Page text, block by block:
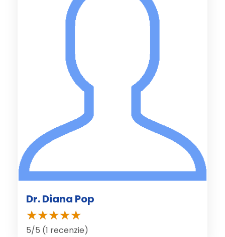
Dr. Diana Pop
5/5 (1 recenzie)